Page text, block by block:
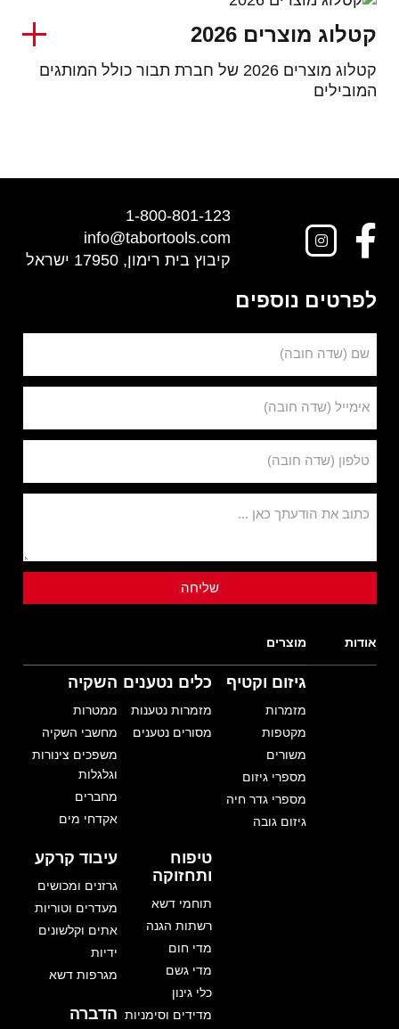
קטלוג מוצרים 2026
קטלוג מוצרים 2026 של חברת תבור כולל המותגים
המובילים
1-800-801-123
info@tabortools.com
קיבוץ בית רימון, 17950 ישראל
לפרטים נוספים
שם (שדה חובה)
אימייל (שדה חובה)
טלפון (שדה חובה)
כתוב את הודעתך כאן ...
אודות מוצרים
גיזום וקטיף
מזמרות
מקטפות
משורים
מספרי גיזום
מספרי גדר חיה
גיזום גובה
כלים נטענים
מזמרות נטענות
מסורים נטענים
השקיה
ממטרות
מחשבי השקיה
משפכים צינורות
וגלגלות
מחברים
אקדחי מים
טיפוח
ותחזוקה
תוחמי דשא
רשתות הגנה
מדי חום
מדי גשם
כלי גינון
מדידים וסימניות
עיבוד קרקע
גרזנים ומכושים
מעדרים וטוריות
אתים וקלשונים
ידיות
מגרפות דשא
הדברה